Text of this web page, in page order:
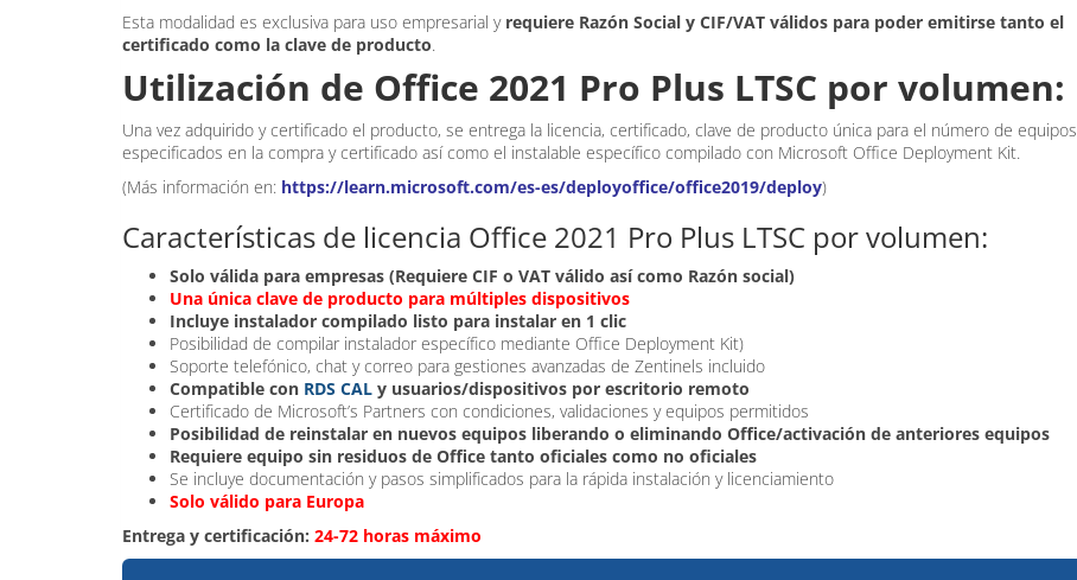
Esta modalidad es exclusiva para uso empresarial yrequiere Razón Social y CIF/VAT válidos para poder emitirse tanto el
certificado como la clave de producto.
Utilización de Office 2021 Pro Plus LTSC por volumen:
Una vez adquirido y certificado el producto, se entrega la licencia, certificado, clave de producto única para el número de equipos
especificados en la compra y certificado así como el instalable específico compilado con Microsoft Office Deployment Kit.
(Más información en: https://learn.microsoft.com/es-es/deployoffice/office2019/deploy)
Características de licencia Office 2021 Pro Plus LTSC por volumen:
Solo válida para empresas (Requiere CIF o VAT válido así como Razón social)
Una única clave de producto para múltiples dispositivos
Incluye instalador compilado listo para instalar en 1 clic
Posibilidad de compilar instalador específico mediante Office Deployment Kit)
Soporte telefónico, chat y correo para gestiones avanzadas de Zentinels incluido
Compatible con RDS CAL y usuarios/dispositivos por escritorio remoto
Certificado de Microsoft’s Partners con condiciones, validaciones y equipos permitidos
Posibilidad de reinstalar en nuevos equipos liberando o eliminando Office/activación de anteriores equipos
Requiere equipo sin residuos de Office tanto oficiales como no oficiales
Se incluye documentación y pasos simplificados para la rápida instalación y licenciamiento
Solo válido para Europa
Entrega y certificación: 24-72 horas máximo